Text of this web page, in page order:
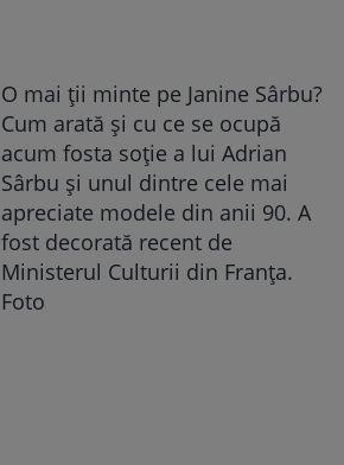
O mai ții minte pe Janine Sârbu?
Cum arată și cu ce se ocupă
acum fosta soție a lui Adrian
Sârbu și unul dintre cele mai
apreciate modele din anii 90. A
fost decorată recent de
Ministerul Culturii din Franța.
Foto